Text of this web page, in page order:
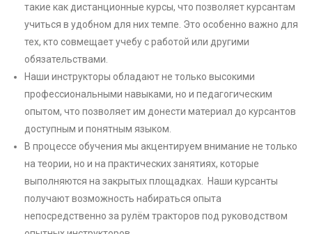
такие как дистанционные курсы, что позволяет курсантам
учиться в удобном для них темпе. Это особенно важно для
тех, кто совмещает учебу с работой или другими
обязательствами.
Наши инструкторы обладают не только высокими
профессиональными навыками, но и педагогическим
опытом, что позволяет им донести материал до курсантов
доступным и понятным языком.
В процессе обучения мы акцентируем внимание не только
на теории, но и на практических занятиях, которые
выполняются на закрытых площадках. Наши курсанты
получают возможность набираться опыта
непосредственно за рулём тракторов под руководством